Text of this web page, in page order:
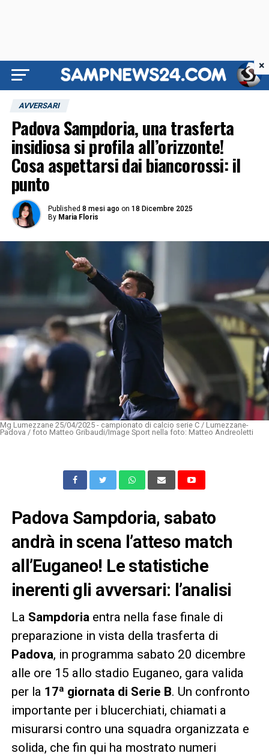
AVVERSARI
Padova Sampdoria, una trasferta
insidiosa si profila all’orizzonte!
Cosa aspettarsi dai biancorossi: il
punto
Published 8 mesi ago on 18 Dicembre 2025
By Maria Floris
Mg Lumezzane 25/04/2025 - campionato di calcio serie C / Lumezzane-
Padova / foto Matteo Gribaudi/Image Sport nella foto: Matteo Andreoletti
Padova Sampdoria, sabato
andrà in scena l’atteso match
all’Euganeo! Le statistiche
inerenti gli avversari: l’analisi
La Sampdoriaentra nella fase finale di
preparazione in vista della trasferta di
Padova, in programma sabato 20 dicembre
alle ore 15 allo stadio Euganeo, gara valida
per la 17ª giornata di Serie B. Un confronto
importante per i blucerchiati, chiamati a
misurarsi contro una squadra organizzata e
solida, che fin qui ha mostrato numeri
×